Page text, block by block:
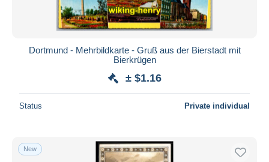
Dortmund - Mehrbildkarte - Gruß aus der Bierstadt mit
Bierkrügen
± $1.16
Status Private individual
New